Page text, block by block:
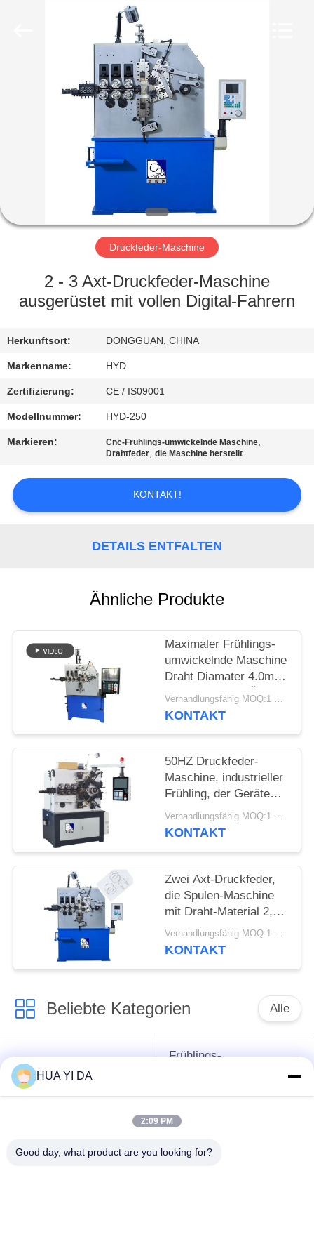
PRODUKTE
FABRIK-
AUSFLUG
QUALITÄTSKONTROLLE
TRETEN
SIE
MIT
UNS
IN
VERBINDUNG
NACHRICHTEN
FORDERN
SITEMAP
PRIVACY
POLICY
Druckfeder-Maschine
2 - 3 Axt-Druckfeder-Maschine
ausgerüstet mit vollen Digital-Fahrern
Herkunftsort: DONGGUAN, CHINA
Markenname: HYD
Zertifizierung: CE / IS09001
Modellnummer: HYD-250
Markieren: Cnc-Frühlings-umwickelnde Maschine,
Drahtfeder,die Maschine herstellt
KONTAKT!
DETAILS ENTFALTEN
Ähnliche Produkte
Maximaler Frühlings-
umwickelnde Maschine
Draht Diamater 4.0mm
mit drei bis fünf Äxten Verhandlungsfähig MOQ:1 Satz
KONTAKT
50HZ Druckfeder-
Maschine, industrieller
Frühling, der Geräte
für Durchmesser 2,5 -
6.0mm herstellt
Verhandlungsfähig MOQ:1 Satz
KONTAKT
Zwei Axt-Druckfeder,
die Spulen-Maschine
mit Draht-Material 2,0 -
5.0mm herstellt
Verhandlungsfähig MOQ:1 Satz
KONTAKT
Beliebte Kategorien Alle
cnc-
Frühlingsmaschine
Frühlings-
Druckfeder-Maschine
Frühlings-
verbiegende
HUA YI DA
2:09 PM
Good day, what product are you looking for?